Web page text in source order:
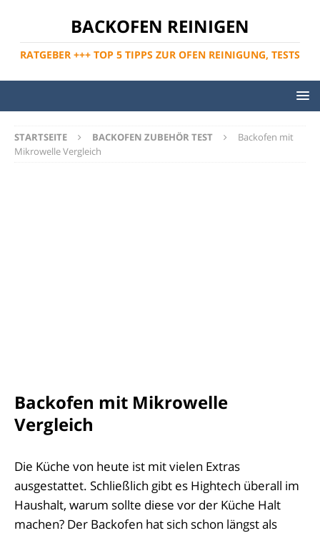
BACKOFEN REINIGEN
RATGEBER +++ TOP 5 TIPPS ZUR OFEN REINIGUNG, TESTS
STARTSEITE BACKOFEN ZUBEHÖR TEST
Backofen mit
Mikrowelle Vergleich
Backofen mit Mikrowelle
Vergleich
Die Küche von heute ist mit vielen Extras
ausgestattet. Schließlich gibt es Hightech überall im
Haushalt, warum sollte diese vor der Küche Halt
machen? Der Backofen hat sich schon längst als